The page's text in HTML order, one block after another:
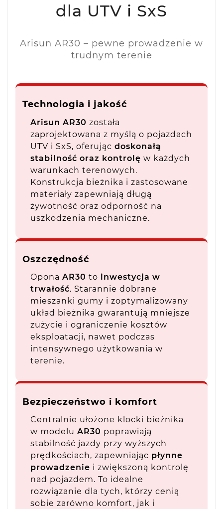
dla UTV i SxS
Arisun AR30 – pewne prowadzenie w
trudnym terenie
Technologia i jakość
Arisun AR30 została
zaprojektowana z myślą o pojazdach
UTV i SxS, oferując doskonałą
stabilność oraz kontrolę w każdych
warunkach terenowych.
Konstrukcja bieżnika i zastosowane
materiały zapewniają długą
żywotność oraz odporność na
uszkodzenia mechaniczne.
Oszczędność
Opona AR30 to inwestycja w
trwałość. Starannie dobrane
mieszanki gumy i zoptymalizowany
układ bieżnika gwarantują mniejsze
zużycie i ograniczenie kosztów
eksploatacji, nawet podczas
intensywnego użytkowania w
terenie.
Bezpieczeństwo i komfort
Centralnie ułożone klocki bieżnika
w modelu AR30 poprawiają
stabilność jazdy przy wyższych
prędkościach, zapewniając płynne
prowadzenie i zwiększoną kontrolę
nad pojazdem. To idealne
rozwiązanie dla tych, którzy cenią
sobie zarówno komfort, jak i